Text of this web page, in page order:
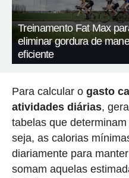
Treinamento Fat Max
eliminar gordura de
eficiente
Para calcular o gasto
atividades diárias,
tabelas que
seja, as calorias
diariamente para
somam aquelas